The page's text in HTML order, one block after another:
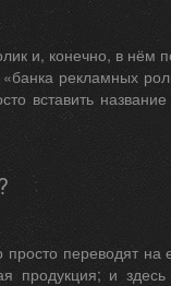
и, конечно, в нём
рекламных
вставить
переводят на
продукция; и